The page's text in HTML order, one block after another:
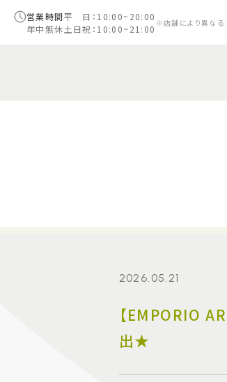
営業時間平 日：10:00~20:00
年中無休土日祝：10:00~21:00 ※店舗により異なる
2026.05.21
【EMPORIO
出★